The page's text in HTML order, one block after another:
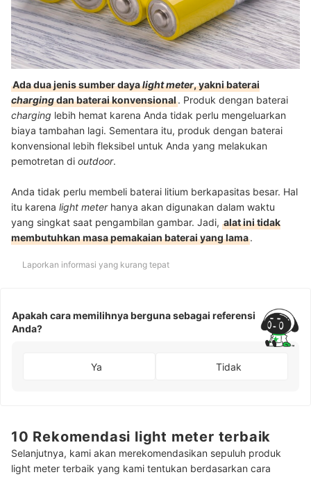
Ada dua jenis sumber dayalight meter, yakni baterai
chargingdan baterai konvensional. Produk dengan baterai
charging lebih hemat karena Anda tidak perlu mengeluarkan
biaya tambahan lagi. Sementara itu, produk dengan baterai
konvensional lebih fleksibel untuk Anda yang melakukan
pemotretan di outdoor.
Anda tidak perlu membeli baterai litium berkapasitas besar. Hal
itu karena light meter hanya akan digunakan dalam waktu
yang singkat saat pengambilan gambar. Jadi, alat ini tidak
membutuhkan masa pemakaian baterai yang lama.
Laporkan informasi yang kurang tepat
Apakah cara memilihnya berguna sebagai referensi
Anda?
Ya Tidak
10 Rekomendasi light meter terbaik
Selanjutnya, kami akan merekomendasikan sepuluh produk
light meter terbaik yang kami tentukan berdasarkan cara